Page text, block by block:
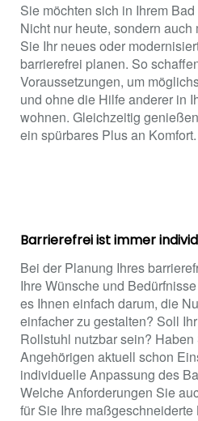
Sie möchten sich in Ihrem
Nicht nur heute, sondern
Sie Ihr neues oder
barrierefrei planen. So
Voraussetzungen, um
und ohne die Hilfe anderer in
wohnen. Gleichzeitig
ein spürbares Plus an Komfort.
Barrierefrei ist immer
Bei der Planung Ihres
Ihre Wünsche und
es Ihnen einfach darum, die
einfacher zu gestalten? Soll
Rollstuhl nutzbar sein?
Angehörigen aktuell schon
individuelle Anpassung des
Welche Anforderungen Sie
für Sie Ihre maßgeschneiderte